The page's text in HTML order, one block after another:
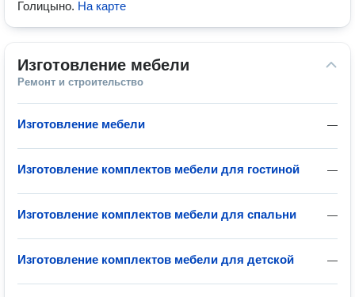
Голицыно. На карте
Изготовление мебели
Ремонт и строительство
—
Изготовление мебели
—
Изготовление комплектов мебели для гостиной
—
Изготовление комплектов мебели для спальни
—
Изготовление комплектов мебели для детской